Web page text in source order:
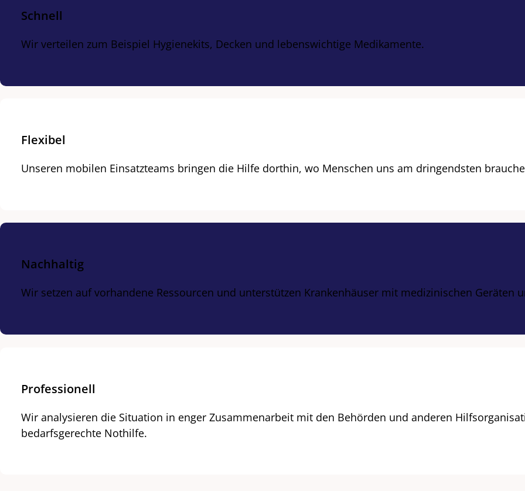
Schnell
Wir verteilen zum Beispiel Hygienekits, Decken und lebenswichtige Medikamente.
Flexibel
Unseren mobilen Einsatzteams bringen die Hilfe dorthin, wo Menschen uns am dringendsten
Nachhaltig
Wir setzen auf vorhandene Ressourcen und unterstützen Krankenhäuser mit medizinischen Geräten
Professionell
Wir analysieren die Situation in enger Zusammenarbeit mit den Behörden und anderen
bedarfsgerechte Nothilfe.